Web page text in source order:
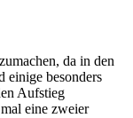
da in den
einige besonders
Aufstieg
eine zweier